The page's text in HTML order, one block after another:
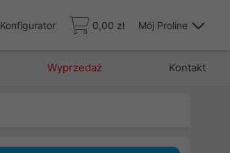
Konfigurator 0,00 zł Mój Proline
Wyprzedaż Kontakt